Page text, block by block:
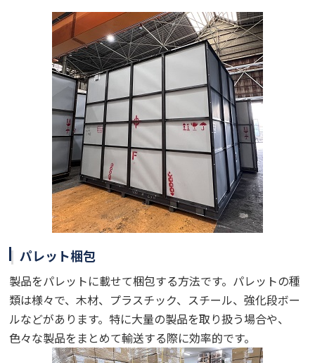
パレット梱包
製品をパレットに載せて梱包する方法です。パレットの種
類は様々で、木材、プラスチック、スチール、強化段ボー
ルなどがあります。特に大量の製品を取り扱う場合や、
色々な製品をまとめて輸送する際に効率的です。